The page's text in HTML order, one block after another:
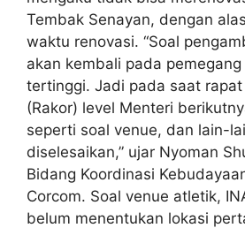
Tembak Senayan, dengan
waktu renovasi. “Soal
akan kembali pada
tertinggi. Jadi pada saat
(Rakor) level Menteri
seperti soal venue, dan lain-
diselesaikan,” ujar Nyoman
Bidang Koordinasi
Corcom. Soal venue atletik,
belum menentukan lokasi